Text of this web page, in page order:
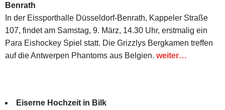
Benrath
In der Eissporthalle Düsseldorf-Benrath, Kappeler Straße
107, findet am Samstag, 9. März, 14.30 Uhr, erstmalig ein
Para Eishockey Spiel statt. Die Grizzlys Bergkamen treffen
auf die Antwerpen Phantoms aus Belgien. weiter…
Eiserne Hochzeit in Bilk